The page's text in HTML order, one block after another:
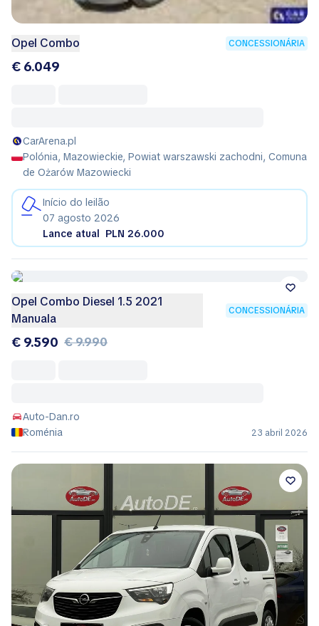
Opel Combo CONCESSIONÁRIA
€ 6.049
CarArena.pl
Polónia, Mazowieckie, Powiat warszawski zachodni, Comuna
de Ożarów Mazowiecki
Início do leilão
07 agosto 2026
Lance atual PLN 26.000
Opel Combo Diesel 1.5 2021
Manuala
CONCESSIONÁRIA
€ 9.590 € 9.990
Auto-Dan.ro
Roménia
23 abril 2026